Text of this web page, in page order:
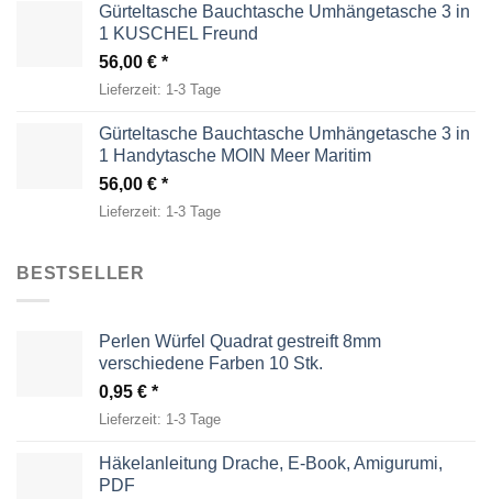
Gürteltasche Bauchtasche Umhängetasche 3 in
1 KUSCHEL Freund
56,00 €
Lieferzeit: 1-3 Tage
Gürteltasche Bauchtasche Umhängetasche 3 in
1 Handytasche MOIN Meer Maritim
56,00 €
Lieferzeit: 1-3 Tage
BESTSELLER
Perlen Würfel Quadrat gestreift 8mm
verschiedene Farben 10 Stk.
0,95 €
Lieferzeit: 1-3 Tage
Häkelanleitung Drache, E-Book, Amigurumi,
PDF